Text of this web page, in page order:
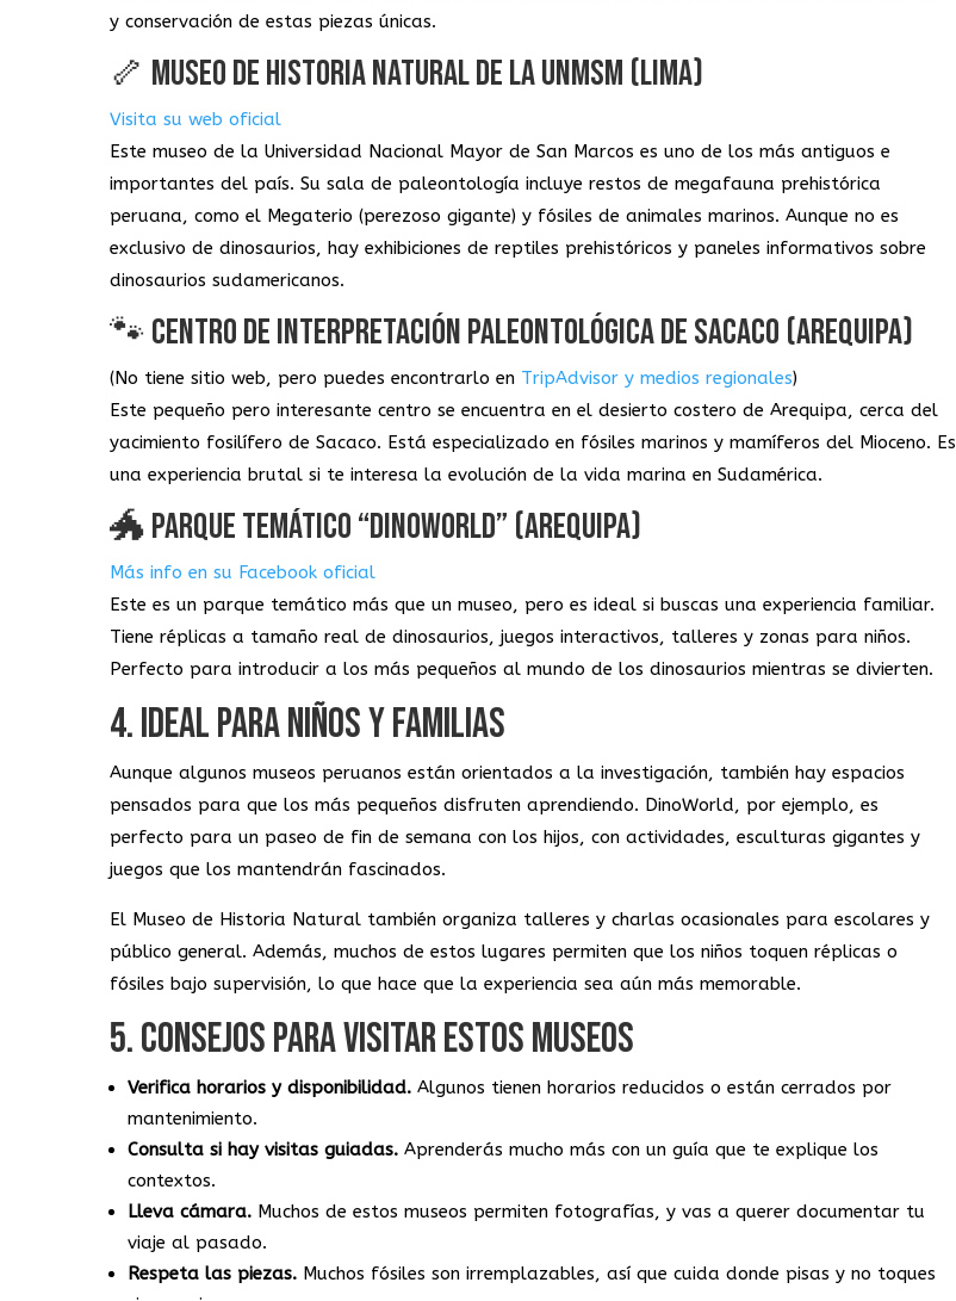
y conservación de estas piezas únicas.
🦴 MUSEO DE HISTORIA NATURAL DE LA UNMSM (LIMA)
Visita su web oficial
Este museo de la Universidad Nacional Mayor de San Marcos es uno de los más antiguos e
importantes del país. Su sala de paleontología incluye restos de megafauna prehistórica
peruana, como el Megaterio (perezoso gigante) y fósiles de animales marinos. Aunque no es
exclusivo de dinosaurios, hay exhibiciones de reptiles prehistóricos y paneles informativos sobre
dinosaurios sudamericanos.
🐾 CENTRO DE INTERPRETACIÓN PALEONTOLÓGICA DE SACACO (AREQUIPA)
(No tiene sitio web, pero puedes encontrarlo en TripAdvisor y medios regionales)
Este pequeño pero interesante centro se encuentra en el desierto costero de Arequipa, cerca del
yacimiento fosilífero de Sacaco. Está especializado en fósiles marinos y mamíferos del Mioceno. Es
una experiencia brutal si te interesa la evolución de la vida marina en Sudamérica.
🐲 PARQUE TEMÁTICO “DINOWORLD” (AREQUIPA)
Más info en su Facebook oficial
Este es un parque temático más que un museo, pero es ideal si buscas una experiencia familiar.
Tiene réplicas a tamaño real de dinosaurios, juegos interactivos, talleres y zonas para niños.
Perfecto para introducir a los más pequeños al mundo de los dinosaurios mientras se divierten.
4. IDEAL PARA NIÑOS Y FAMILIAS
Aunque algunos museos peruanos están orientados a la investigación, también hay espacios
pensados para que los más pequeños disfruten aprendiendo. DinoWorld, por ejemplo, es
perfecto para un paseo de fin de semana con los hijos, con actividades, esculturas gigantes y
juegos que los mantendrán fascinados.
El Museo de Historia Natural también organiza talleres y charlas ocasionales para escolares y
público general. Además, muchos de estos lugares permiten que los niños toquen réplicas o
fósiles bajo supervisión, lo que hace que la experiencia sea aún más memorable.
5. CONSEJOS PARA VISITAR ESTOS MUSEOS
Verifica horarios y disponibilidad. Algunos tienen horarios reducidos o están cerrados por
mantenimiento.
Consulta si hay visitas guiadas. Aprenderás mucho más con un guía que te explique los
contextos.
Lleva cámara. Muchos de estos museos permiten fotografías, y vas a querer documentar tu
viaje al pasado.
Respeta las piezas. Muchos fósiles son irremplazables, así que cuida donde pisas y no toques